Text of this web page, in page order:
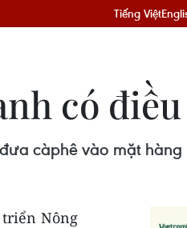
Tiếng Việt
có
càphê vào mặt
triển Nông